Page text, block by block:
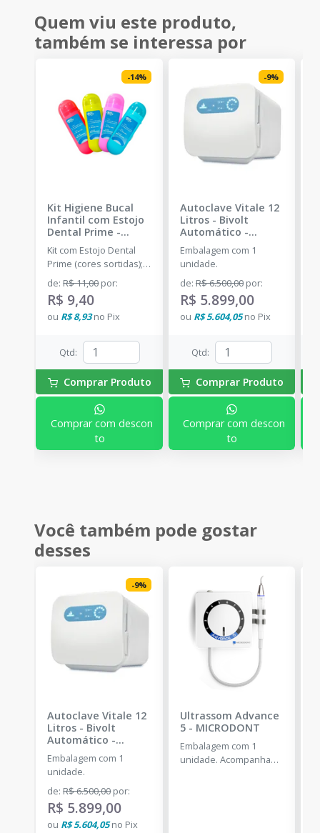
Quem viu este produto,
também se interessa por
-14%
Kit Higiene Bucal
Infantil com Estojo
Dental Prime -
DENTAL PRIME
Kit com Estojo Dental
Prime (cores sortidas); 1
Escova Dental infantil; 1
Fio dental 25m; 1 Creme
dental 50g.
de:R$ 11,00por:
R$ 9,40
ou R$ 8,93no Pix
Qtd:
Comprar Produto
Comprar com descon
to
-9%
Autoclave Vitale 12
Litros - Bivolt
Automático -
CRISTÓFOLI
Embalagem com 1
unidade.
de: R$ 6.500,00 por:
R$ 5.899,00
ou R$ 5.604,05no Pix
Qtd:
Comprar Produto
Comprar com descon
to
Você também pode gostar
desses
-9%
Autoclave Vitale 12
Litros - Bivolt
Automático -
CRISTÓFOLI
Embalagem com 1
unidade.
de:R$ 6.500,00por:
R$ 5.899,00
ou R$ 5.604,05no Pix
Ultrassom Advance
5- MICRODONT
Embalagem com 1
unidade. Acompanha